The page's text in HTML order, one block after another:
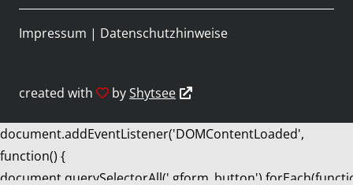
created with byShytsee
Impressum | Datenschutzhinweise
document.addEventListener('DOMContentLoaded',
function() {